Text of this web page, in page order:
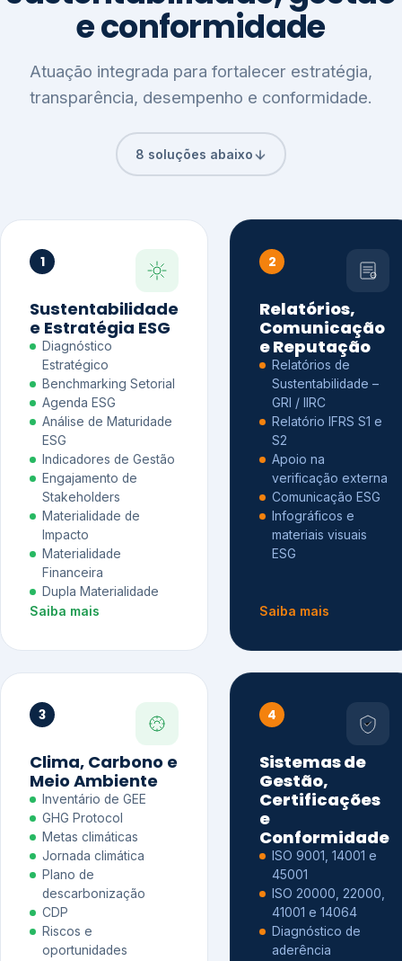
e conformidade
Atuação integrada para fortalecer estratégia,
transparência, desempenho e conformidade.
8 soluções abaixo
1
Sustentabilidade
e Estratégia ESG
Diagnóstico
Estratégico
Benchmarking Setorial
Agenda ESG
Análise de Maturidade
ESG
Indicadores de Gestão
Engajamento de
Stakeholders
Materialidade de
Impacto
Materialidade
Financeira
Dupla Materialidade
Saiba mais
2
Relatórios,
Comunicação
e Reputação
Relatórios de
Sustentabilidade –
GRI / IIRC
Relatório IFRS S1 e
S2
Apoio na
verificação externa
Comunicação ESG
Infográficos e
materiais visuais
ESG
Saiba mais
3
Clima, Carbono e
Meio Ambiente
Inventário de GEE
GHG Protocol
Metas climáticas
Jornada climática
Plano de
descarbonização
CDP
Riscos e
oportunidades
4
Sistemas de
Gestão,
Certificações
e
Conformidade
ISO 9001, 14001 e
45001
ISO 20000, 22000,
41001 e 14064
Diagnóstico de
aderência